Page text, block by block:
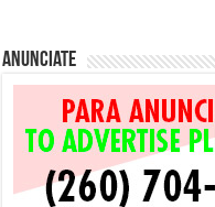
Anunciate